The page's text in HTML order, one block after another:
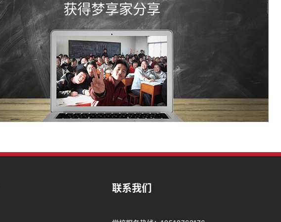
获得梦享家分享
联系我们